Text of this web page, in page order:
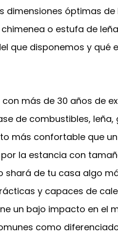
dimensiones óptimas de
o estufa de
que disponemos y qué
más de 30 años de
de combustibles, leña,
más confortable que
la estancia con
shará de tu casa algo
y capaces de
un bajo impacto en el
como